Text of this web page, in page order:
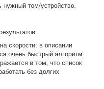
том/устройство.
скорости: в описании
очень быстрый алгоритм
в том, что список
без долгих